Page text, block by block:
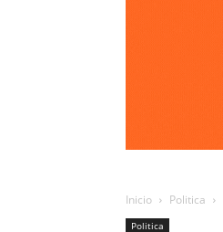
Inicio Politica
Politica